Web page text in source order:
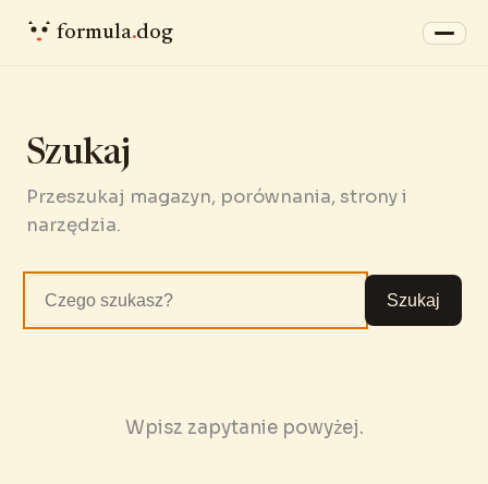
Szukaj
Przeszukaj magazyn, porównania, strony i
narzędzia.
Szukaj
Wpisz zapytanie powyżej.
formula.dog